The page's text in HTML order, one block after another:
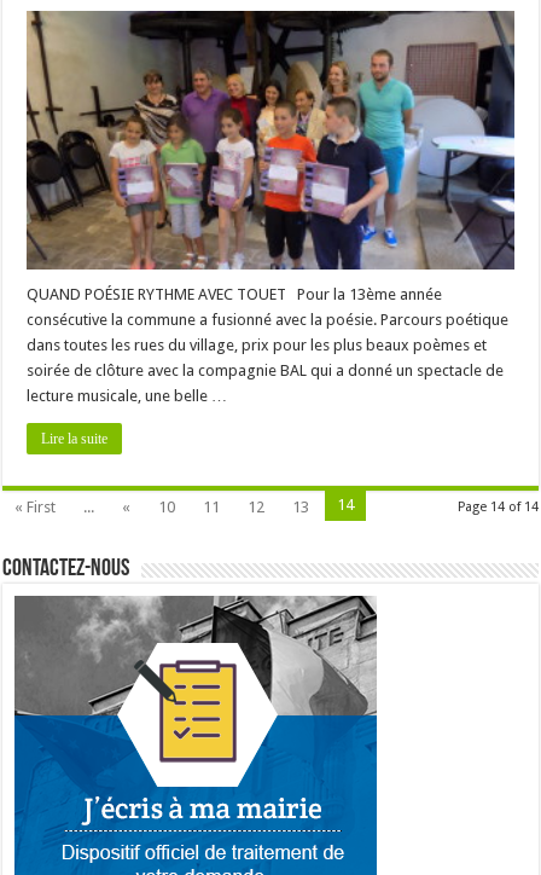
QUAND POÉSIE RYTHME AVEC TOUET Pour la 13ème année
consécutive la commune a fusionné avec la poésie. Parcours poétique
dans toutes les rues du village, prix pour les plus beaux poèmes et
soirée de clôture avec la compagnie BAL qui a donné un spectacle de
lecture musicale, une belle …
Lire la suite
Page 14 of 14
« First ... « 10 11 12 13 14
Contactez-nous